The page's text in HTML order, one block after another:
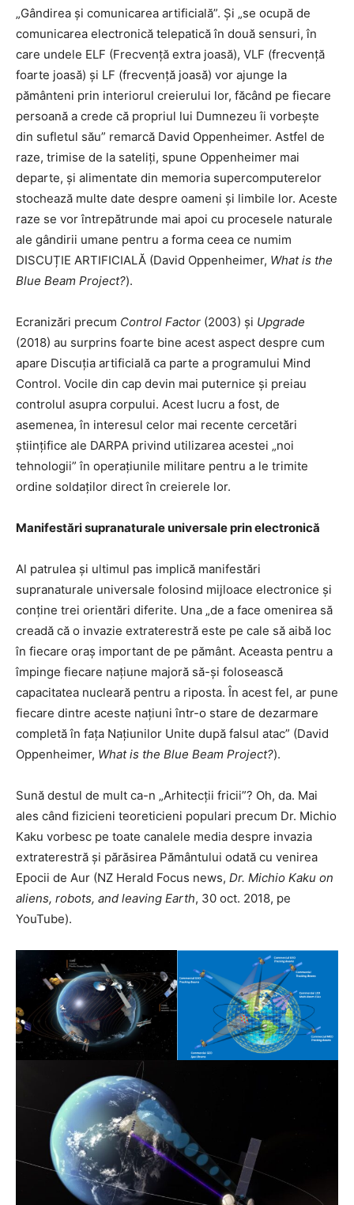
„Gândirea și comunicarea artificială”. Și „se ocupă de
comunicarea electronică telepatică în două sensuri, în
care undele ELF (Frecvență extra joasă), VLF (frecvență
foarte joasă) și LF (frecvență joasă) vor ajunge la
pământeni prin interiorul creierului lor, făcând pe fiecare
persoană a crede că propriul lui Dumnezeu îi vorbește
din sufletul său” remarcă David Oppenheimer. Astfel de
raze, trimise de la sateliți, spune Oppenheimer mai
departe, și alimentate din memoria supercomputerelor
stochează multe date despre oameni și limbile lor. Aceste
raze se vor întrepătrunde mai apoi cu procesele naturale
ale gândirii umane pentru a forma ceea ce numim
DISCUȚIE ARTIFICIALĂ (David Oppenheimer, What is the
Blue Beam Project?).
Ecranizări precum Control Factor (2003) și Upgrade
(2018) au surprins foarte bine acest aspect despre cum
apare Discuția artificială ca parte a programului Mind
Control. Vocile din cap devin mai puternice și preiau
controlul asupra corpului. Acest lucru a fost, de
asemenea, în interesul celor mai recente cercetări
științifice ale DARPA privind utilizarea acestei „noi
tehnologii” în operațiunile militare pentru a le trimite
ordine soldaților direct în creierele lor.
Manifestări supranaturale universale prin electronică
Al patrulea și ultimul pas implică manifestări
supranaturale universale folosind mijloace electronice și
conține trei orientări diferite. Una „de a face omenirea să
creadă că o invazie extraterestră este pe cale să aibă loc
în fiecare oraș important de pe pământ. Aceasta pentru a
împinge fiecare națiune majoră să-și folosească
capacitatea nucleară pentru a riposta. În acest fel, ar pune
fiecare dintre aceste națiuni într-o stare de dezarmare
completă în fața Națiunilor Unite după falsul atac” (David
Oppenheimer, What is the Blue Beam Project?).
Sună destul de mult ca-n „Arhitecții fricii”? Oh, da. Mai
ales când fizicieni teoreticieni populari precum Dr. Michio
Kaku vorbesc pe toate canalele media despre invazia
extraterestră și părăsirea Pământului odată cu venirea
Epocii de Aur (NZ Herald Focus news, Dr. Michio Kaku on
aliens, robots, and leaving Earth, 30 oct. 2018, pe
YouTube).